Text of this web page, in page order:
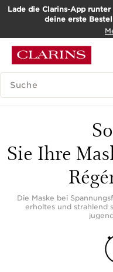
WEITER ZUM INHALT
Lade die Clarins-App runter
deine erste
SUCH-HISTORIE
Sie Ihre
Die Maske bei
erholtes und strahlend